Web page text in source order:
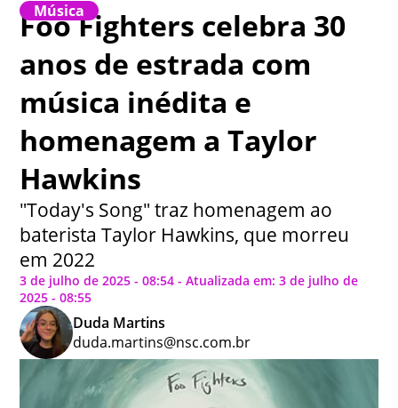
Música
Foo Fighters celebra 30
anos de estrada com
música inédita e
homenagem a Taylor
Hawkins
"Today's Song" traz homenagem ao
baterista Taylor Hawkins, que morreu
em 2022
3 de julho de 2025 - 08:54 - Atualizada em: 3 de julho de
2025 - 08:55
Duda Martins
duda.martins@nsc.com.br